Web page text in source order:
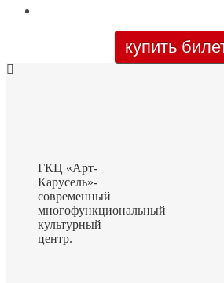
купить
ГКЦ «Арт-
Карусель»-
современный
многофункциональный
культурный
центр.